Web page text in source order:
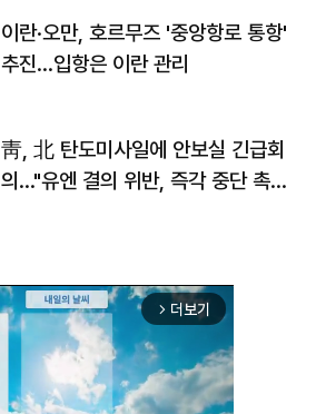
이란·오만, 호르무즈 '중앙항로 통항'
추진…입항은 이란 관리
靑, 北 탄도미사일에 안보실 긴급회
의…"유엔 결의 위반, 즉각 중단 촉
arrow_forward_ios 더보기